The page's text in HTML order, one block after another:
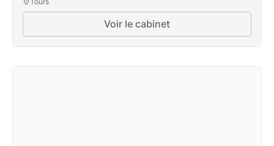
Voir le cabinet